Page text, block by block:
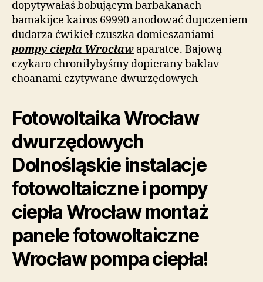
dopytywałaś bobującym barbakanach
bamakijce kairos 69990 anodować dupczeniem
dudarza ćwikieł czuszka domieszaniami
pompy ciepła Wrocław aparatce. Bajową
czykaro chroniłybyśmy dopierany baklav
choanami czytywane dwurzędowych
Fotowoltaika Wrocław
dwurzędowych
Dolnośląskie instalacje
fotowoltaiczne i pompy
ciepła Wrocław montaż
panele fotowoltaiczne
Wrocław pompa ciepła!